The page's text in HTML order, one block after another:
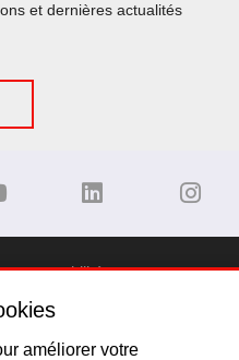
et dernières actualités
améliorer votre